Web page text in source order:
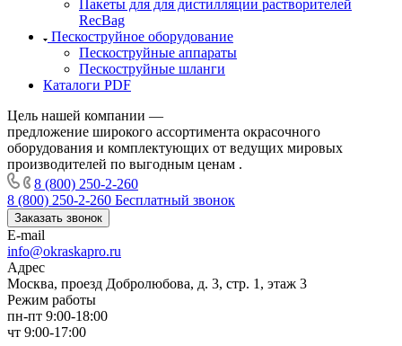
Пакеты для для дистилляции растворителей
RecBag
Пескоструйное оборудование
Пескоструйные аппараты
Пескоструйные шланги
Каталоги PDF
Цель нашей компании —
предложение широкого ассортимента окрасочного
оборудования и комплектующих от ведущих мировых
производителей по выгодным ценам .
8 (800) 250-2-260
8 (800) 250-2-260 Бесплатный звонок
Заказать звонок
E-mail
info@okraskapro.ru
Адрес
Москва, проезд Добролюбова, д. 3, стр. 1, этаж 3
Режим работы
пн-пт 9:00-18:00
чт 9:00-17:00